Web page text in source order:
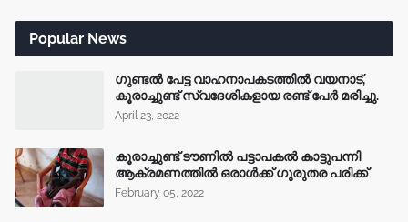
Popular News
ഗുണ്ടൽ പേട്ട വാഹനാപകടത്തിൽ വയനാട്,
കൂരാച്ചുണ്ട് സ്വദേശികളായ രണ്ട് പേർ മരിച്ചു.
April 23, 2022
കൂരാച്ചുണ്ട് ടൗണിൽ പട്ടാപകൽ കാട്ടുപന്നി
ആക്രമണത്തിൽ ഒരാൾക്ക് ഗുരുതര പരിക്ക്
February 05, 2022